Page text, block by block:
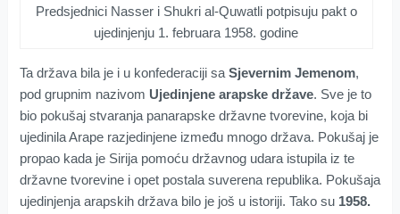
Predsjednici Nasser i Shukri al-Quwatli potpisuju pakt o
ujedinjenju 1. februara 1958. godine
Ta država bila je i u konfederaciji saSjevernim Jemenom,
pod grupnim nazivom Ujedinjene arapske države. Sve je to
bio pokušaj stvaranja panarapske državne tvorevine, koja bi
ujedinila Arape razjedinjene između mnogo država. Pokušaj je
propao kada je Sirija pomoću državnog udara istupila iz te
državne tvorevine i opet postala suverena republika. Pokušaja
ujedinjenja arapskih država bilo je još u istoriji. Tako su 1958.